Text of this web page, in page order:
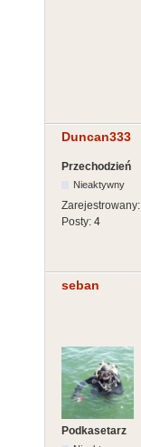
Duncan333
Przechodzień
Nieaktywny
Zarejestrowany:
Posty: 4
seban
Podkasetarz